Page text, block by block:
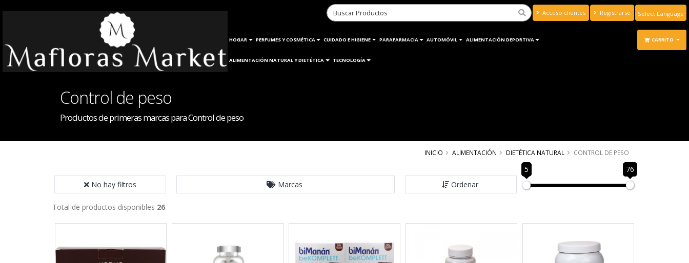
Acceso clientes Registrarse
Translate
HOGAR PERFUMES Y COSMÉTICA CUIDADO E HIGIENE PARAFARMACIA AUTOMÓVIL ALIMENTACIÓN DEPORTIVA
ALIMENTACIÓN NATURAL Y DIETÉTICA TECNOLOGÍA
CARRITO
Control de peso
Productos de primeras marcas para Control de peso
INICIO ALIMENTACIÓN DIETÉTICA NATURAL CONTROL DE PESO
No hay filtros Marcas Ordenar
5 76
Total de productos disponibles 26